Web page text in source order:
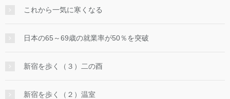
これから一気に寒くなる
日本の65～69歳の就業率が50％を突破
新宿を歩く（３）二の酉
新宿を歩く（２）温室